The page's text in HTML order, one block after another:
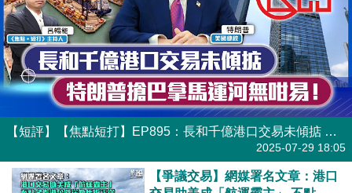
【短評】【焦點短打】EP895：長和千億港口交易未傾掂 特朗普搶巴拿馬運河無咁易！
2025-07-29 18:05
【爭議交易】網媒署名文章：港口